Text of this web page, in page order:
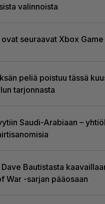
valinnoista
ovat seuraavat Xbox
peliä poistuu tässä
tarjonnasta
Saudi-Arabiaan –
Dave Bautistasta
War -sarjan pääosaan